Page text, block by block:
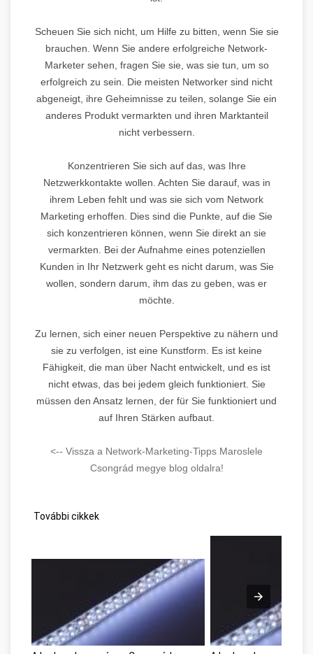
Scheuen Sie sich nicht, um Hilfe zu bitten, wenn Sie sie
brauchen. Wenn Sie andere erfolgreiche Network-
Marketer sehen, fragen Sie sie, was sie tun, um so
erfolgreich zu sein. Die meisten Networker sind nicht
abgeneigt, ihre Geheimnisse zu teilen, solange Sie ein
anderes Produkt vermarkten und ihren Marktanteil
nicht verbessern.
Konzentrieren Sie sich auf das, was Ihre
Netzwerkkontakte wollen. Achten Sie darauf, was in
ihrem Leben fehlt und was sie sich vom Network
Marketing erhoffen. Dies sind die Punkte, auf die Sie
sich konzentrieren können, wenn Sie direkt an sie
vermarkten. Bei der Aufnahme eines potenziellen
Kunden in Ihr Netzwerk geht es nicht darum, was Sie
wollen, sondern darum, ihm das zu geben, was er
möchte.
Zu lernen, sich einer neuen Perspektive zu nähern und
sie zu verfolgen, ist eine Kunstform. Es ist keine
Fähigkeit, die man über Nacht entwickelt, und es ist
nicht etwas, das bei jedem gleich funktioniert. Sie
müssen den Ansatz lernen, der für Sie funktioniert und
auf Ihren Stärken aufbaut.
<-- Vissza a Network-Marketing-Tipps Maroslele
Csongrád megye blog oldalra!
További cikkek